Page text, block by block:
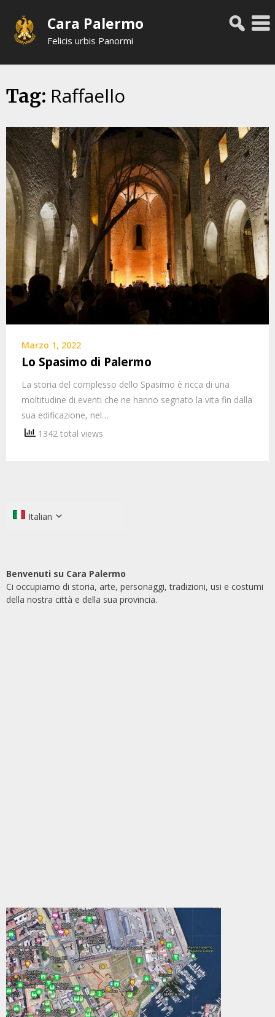
content
Cara Palermo
Felicis urbis Panormi
Tag: Raffaello
Marzo 1, 2022
Lo Spasimo di Palermo
La storia del complesso dello Spasimo è ricca di una
moltitudine di eventi che ne hanno segnato la vita fin dalla
sua edificazione, nel…
1342 total views
Italian
Benvenuti su Cara Palermo
Ci occupiamo di storia, arte, personaggi, tradizioni, usi e costumi
della nostra città e della sua provincia.